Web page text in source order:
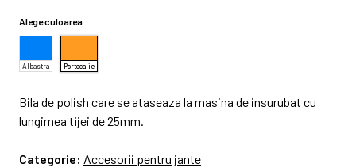
Alege culoarea
Albastra Portocalie
Bila de polish care se ataseaza la masina de insurubat cu
lungimea tijei de 25mm.
Categorie: Accesorii pentru jante